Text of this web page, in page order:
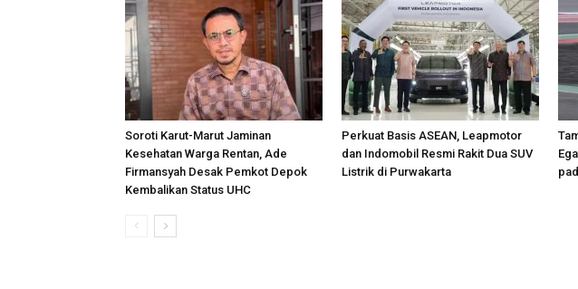
Soroti Karut-Marut Jaminan
Kesehatan Warga Rentan, Ade
Firmansyah Desak Pemkot Depok
Kembalikan Status UHC
Perkuat Basis ASEAN, Leapmotor
dan Indomobil Resmi Rakit Dua SUV
Listrik di Purwakarta